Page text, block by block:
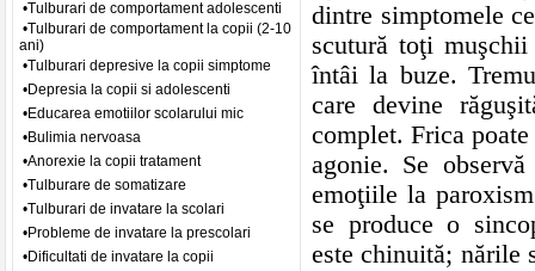
•Tulburari de comportament adolescenti
•Tulburari de comportament la copii (2-10
ani)
•Tulburari depresive la copii simptome
•Depresia la copii si adolescenti
•Educarea emotiilor scolarului mic
•Bulimia nervoasa
•Anorexie la copii tratament
•Tulburare de somatizare
•Tulburari de invatare la scolari
•Probleme de invatare la prescolari
•Dificultati de invatare la copii
dintre simptomele
scutură toţi
întâi la buze.
care devine
complet. Frica
agonie. Se
emoţiile la
se produce o
este chinuită; nările